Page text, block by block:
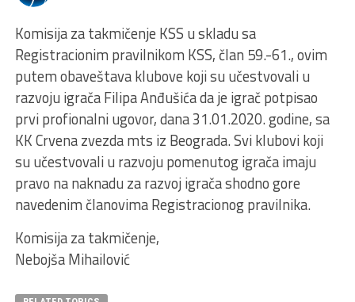
Komisija za takmičenje KSS u skladu sa
Registracionim pravilnikom KSS, član 59.-61., ovim
putem obaveštava klubove koji su učestvovali u
razvoju igrača Filipa Anđušića da je igrač potpisao
prvi profionalni ugovor, dana 31.01.2020. godine, sa
KK Crvena zvezda mts iz Beograda. Svi klubovi koji
su učestvovali u razvoju pomenutog igrača imaju
pravo na naknadu za razvoj igrača shodno gore
navedenim članovima Registracionog pravilnika.
Komisija za takmičenje,
Nebojša Mihailović